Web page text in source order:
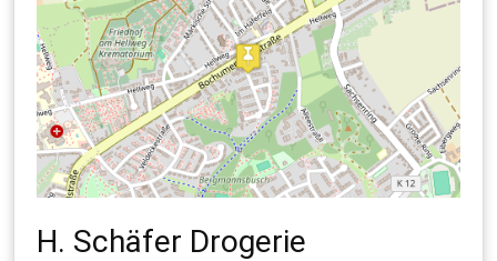
H. Schäfer Drogerie